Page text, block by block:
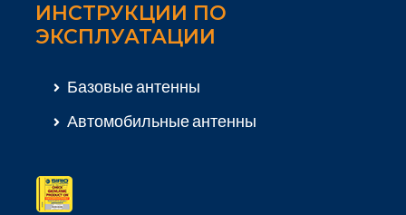
ИНСТРУКЦИИ ПО
ЭКСПЛУАТАЦИИ
Базовые антенны
Автомобильные антенны